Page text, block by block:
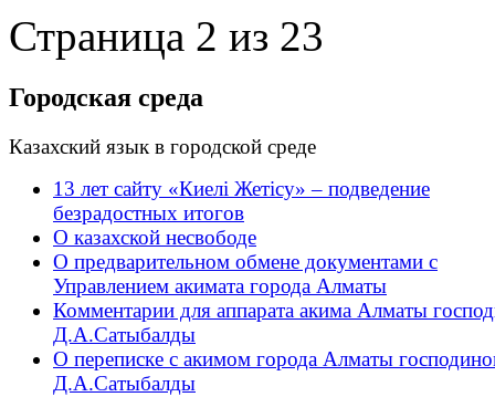
Страница 2 из 23
Городская среда
Казахский язык в городской среде
13 лет сайту «Киелі Жетісу» – подведение
безрадостных итогов
О казахской несвободе
О предварительном обмене документами с
Управлением акимата города Алматы
Комментарии для аппарата акима Алматы
Д.А.Сатыбалды
О переписке с акимом города Алматы
Д.А.Сатыбалды